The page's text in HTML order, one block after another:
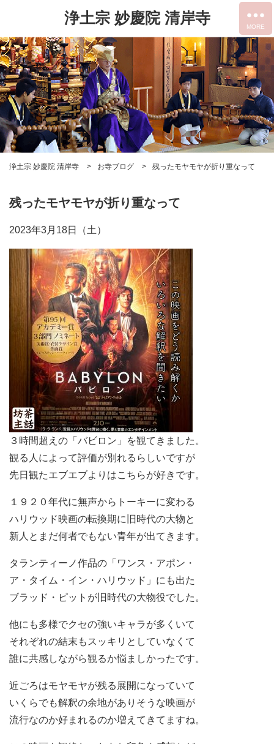
浄土宗 妙慶院 清岸寺
浄土宗 妙慶院 清岸寺 お寺ブログ 残ったモヤモヤが折り重なって
残ったモヤモヤが折り重なって
2023年3月18日（土）
３時間超えの「バビロン」を観てきました。
観る人によって評価が別れるらしいですが
先日観たエブエブよりはこちらが好きです。
１９２０年代に無声からトーキーに変わる
ハリウッド映画の転換期に旧時代の大物と
新人とまだ何者でもない青年が出てきます。
タランティーノ作品の「ワンス・アポン・
ア・タイム・イン・ハリウッド」にも出た
ブラッド・ピットが旧時代の大物役でした。
他にも多様でクセの強いキャラが多くいて
それぞれの結末もスッキリとしていなくて
誰に共感しながら観るか悩ましかったです。
近ごろはモヤモヤが残る展開になっていて
いくらでも解釈の余地がありそうな映画が
流行なのか好まれるのか増えてきてますね。